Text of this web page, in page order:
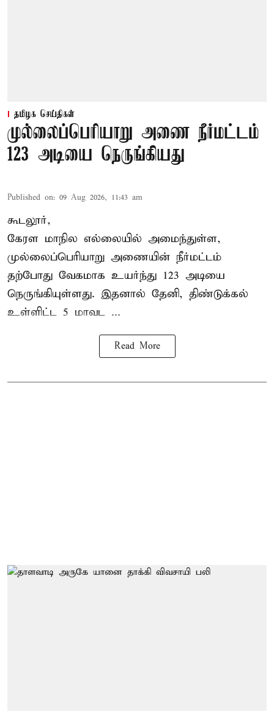
தமிழக செய்திகள்
முல்லைப்பெரியாறு அணை நீர்மட்டம்
123 அடியை நெருங்கியது
Published on: 09 Aug 2026, 11:43 am
கூடலூர்,
கேரள மாநில எல்லையில் அமைந்துள்ள,
முல்லைப்பெரியாறு அணையின் நீர்மட்டம்
தற்போது வேகமாக உயர்ந்து 123 அடியை
நெருங்கியுள்ளது. இதனால் தேனி, திண்டுக்கல்
உள்ளிட்ட 5 மாவட ...
Read More